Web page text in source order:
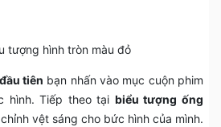
tượng hình tròn màu đỏ
tiên bạn nhấn vào mục cuộn phim
hình. Tiếp theo tại biểu tượng ống
vệt sáng cho bức hình của mình.